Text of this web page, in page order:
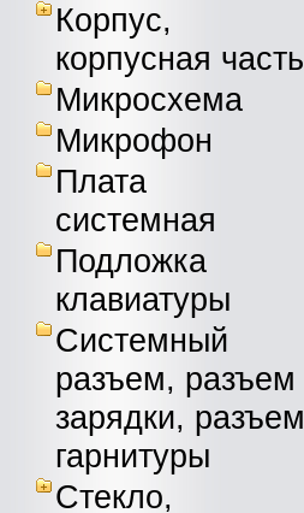
Корпус,
корпусная часть
Микросхема
Микрофон
Плата
системная
Подложка
клавиатуры
Системный
разъем, разъем
зарядки, разъем
гарнитуры
Стекло,